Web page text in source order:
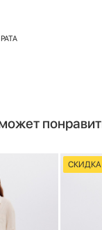
СКИДКА